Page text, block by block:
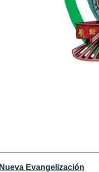
Evangelización